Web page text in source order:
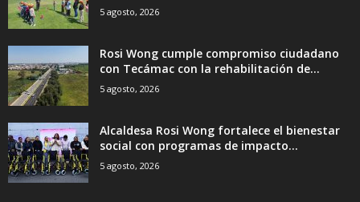
5 agosto, 2026
Rosi Wong cumple compromiso ciudadano
con Tecámac con la rehabilitación de...
5 agosto, 2026
Alcaldesa Rosi Wong fortalece el bienestar
social con programas de impacto...
5 agosto, 2026